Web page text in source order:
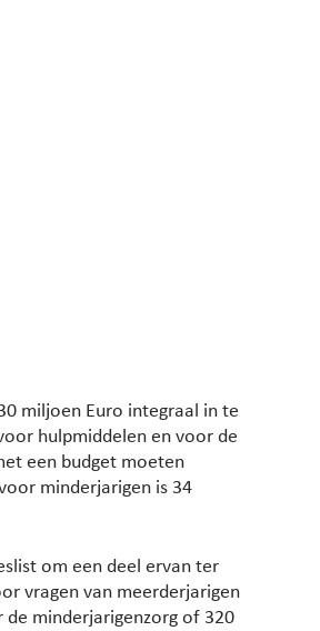
miljoen Euro integraal in te
hulpmiddelen en voor de
een budget moeten
minderjarigen is 34
om een deel ervan ter
vragen van meerderjarigen
minderjarigenzorg of 320